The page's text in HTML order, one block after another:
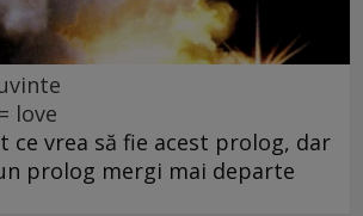
love
ce vrea să fie acest prolog, dar
prolog mergi mai departe